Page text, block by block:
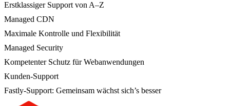
Erstklassiger Support von A–Z
Managed CDN
Maximale Kontrolle und Flexibilität
Managed Security
Kompetenter Schutz für Webanwendungen
Kunden-Support
Fastly-Support: Gemeinsam wächst sich’s besser